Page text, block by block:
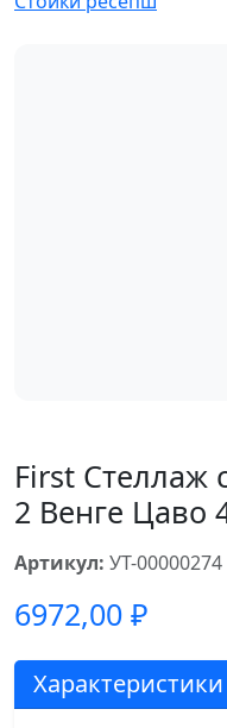
First Стеллаж
2 Венге Цаво
Артикул: УТ-00000274
6972,00 ₽
Характеристики